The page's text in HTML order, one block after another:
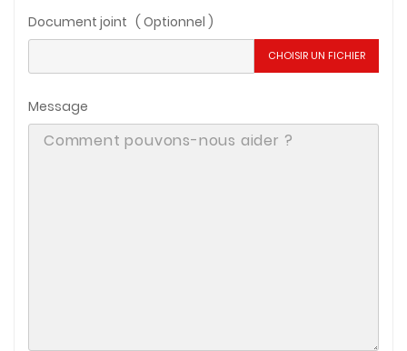
Document joint ( Optionnel )
CHOISIR UN FICHIER
Message